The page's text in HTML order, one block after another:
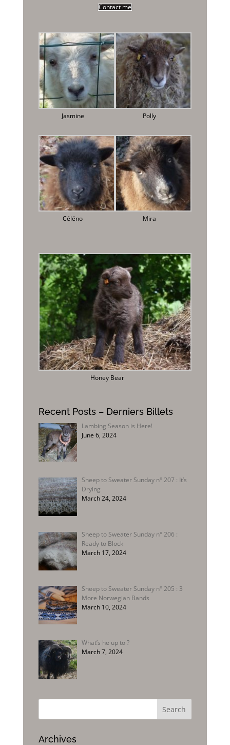
Contact me
Jasmine Polly
Céléno Mira
Honey Bear
Recent Posts – Derniers Billets
Lambing Season is Here!
June 6, 2024
Sheep to Sweater Sunday n° 207 : It’s
Drying
March 24, 2024
Sheep to Sweater Sunday n° 206 :
Ready to Block
March 17, 2024
Sheep to Sweater Sunday n° 205 : 3
More Norwegian Bands
March 10, 2024
What’s he up to ?
March 7, 2024
Archives